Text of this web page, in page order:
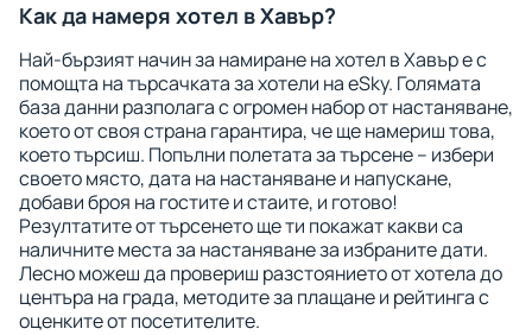
Как да намеря хотел в Хавър?
Най-бързият начин за намиране на хотел в Хавър е с
помощта на търсачката за хотели на eSky. Голямата
база данни разполага с огромен набор от настаняване,
което от своя страна гарантира, че ще намериш това,
което търсиш. Попълни полетата за търсене – избери
своето място, дата на настаняване и напускане,
добави броя на гостите и стаите, и готово!
Резултатите от търсенето ще ти покажат какви са
наличните места за настаняване за избраните дати.
Лесно можеш да провериш разстоянието от хотела до
центъра на града, методите за плащане и рейтинга с
оценките от посетителите.